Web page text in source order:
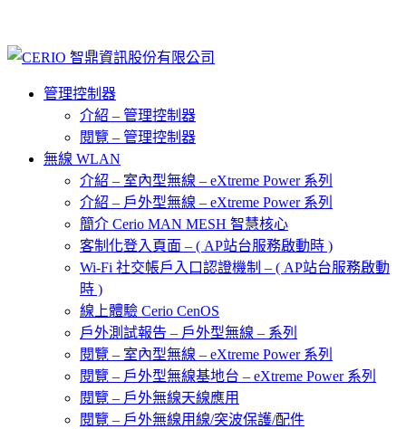
管理控制器
介紹 – 管理控制器
閱覽 – 管理控制器
無線 WLAN
介紹 – 室內型無線 – eXtreme Power 系列
介紹 – 戶外型無線 – eXtreme Power 系列
簡介 Cerio MAN MESH 智慧核心
客制化登入頁面 – ( AP站台服務啟動時 )
Wi-Fi 社交帳戶入口認證機制 – ( AP站台服務啟動
時 )
線上體驗 Cerio CenOS
戶外測試報告 – 戶外型無線 – 系列
閱覽 – 室內型無線 – eXtreme Power 系列
閱覽 – 戶外型無線基地台 – eXtreme Power 系列
閱覽 – 戶外無線天線應用
閱覽 – 戶外無線用線/突波保護/配件